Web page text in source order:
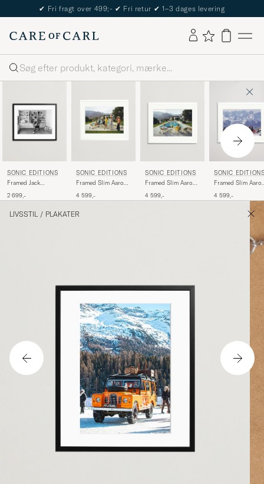
✔ Fri fragt over 499;- ✔ Fri retur ✔ 1–3 dages levering
Søg
SONIC EDITIONS
Framed Jack
2 699,-
SONIC EDITIONS
Framed Slim Aarons
4 599,-
SONIC EDITIONS
Framed Slim Aarons
4 599,-
SONIC
Framed Slim
4 599,-
LIVSSTIL / PLAKATER